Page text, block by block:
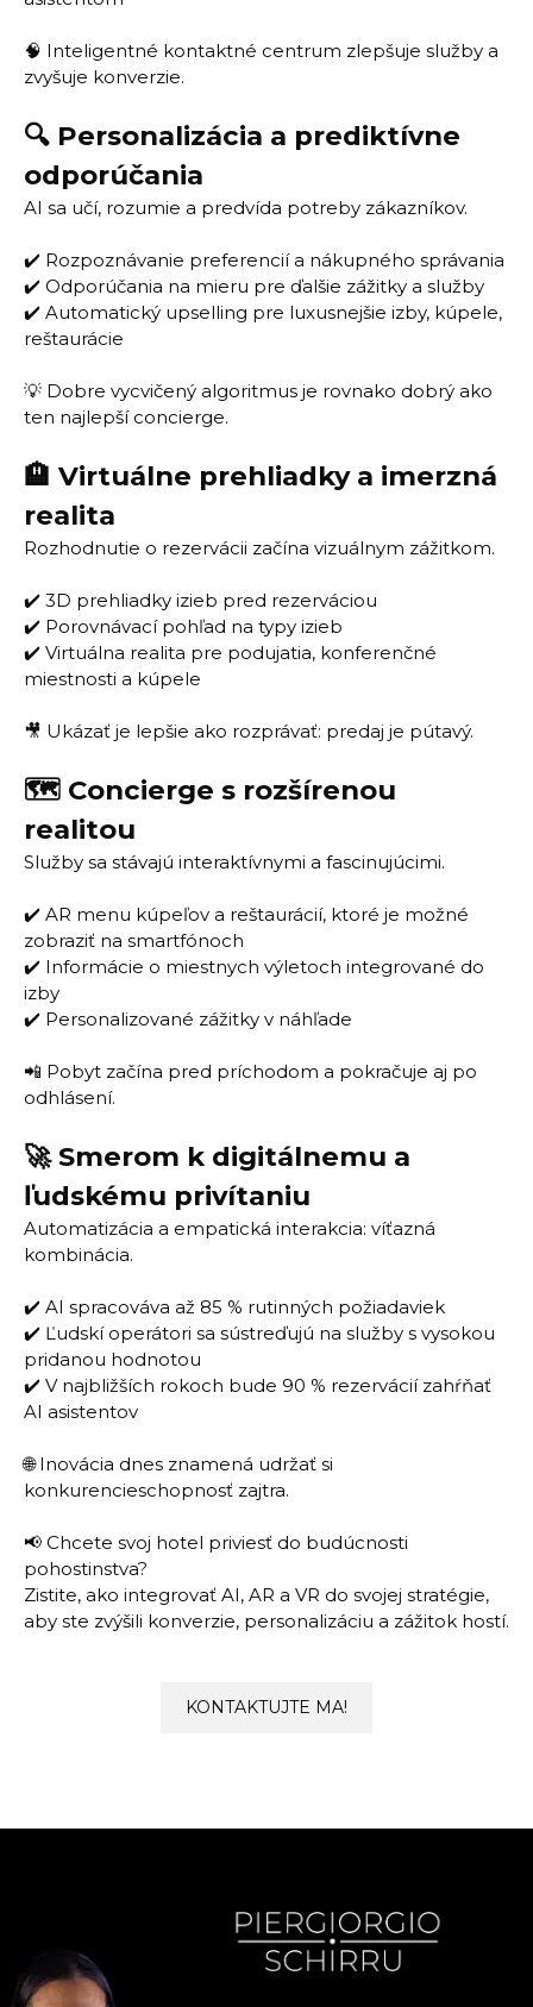
🧠 Inteligentné kontaktné centrum zlepšuje služby a
zvyšuje konverzie.
🔍 Personalizácia a prediktívne
odporúčania
AI sa učí, rozumie a predvída potreby zákazníkov.
✔️ Rozpoznávanie preferencií a nákupného správania
✔️ Odporúčania na mieru pre ďalšie zážitky a služby
✔️ Automatický upselling pre luxusnejšie izby, kúpele,
reštaurácie
💡 Dobre vycvičený algoritmus je rovnako dobrý ako
ten najlepší concierge.
🏨 Virtuálne prehliadky a imerzná
realita
Rozhodnutie o rezervácii začína vizuálnym zážitkom.
✔️ 3D prehliadky izieb pred rezerváciou
✔️ Porovnávací pohľad na typy izieb
✔️ Virtuálna realita pre podujatia, konferenčné
miestnosti a kúpele
🎥 Ukázať je lepšie ako rozprávať: predaj je pútavý.
🗺️ Concierge s rozšírenou
realitou
Služby sa stávajú interaktívnymi a fascinujúcimi.
✔️ AR menu kúpeľov a reštaurácií, ktoré je možné
zobraziť na smartfónoch
✔️ Informácie o miestnych výletoch integrované do
izby
✔️ Personalizované zážitky v náhľade
📲 Pobyt začína pred príchodom a pokračuje aj po
odhlásení.
🚀 Smerom k digitálnemu a
ľudskému privítaniu
Automatizácia a empatická interakcia: víťazná
kombinácia.
✔️ AI spracováva až 85 % rutinných požiadaviek
✔️ Ľudskí operátori sa sústreďujú na služby s vysokou
pridanou hodnotou
✔️ V najbližších rokoch bude 90 % rezervácií zahŕňať
AI asistentov
🌐 Inovácia dnes znamená udržať si
konkurencieschopnosť zajtra.
📢 Chcete svoj hotel priviesť do budúcnosti
pohostinstva?
Zistite, ako integrovať AI, AR a VR do svojej stratégie,
aby ste zvýšili konverzie, personalizáciu a zážitok hostí.
KONTAKTUJTE MA!